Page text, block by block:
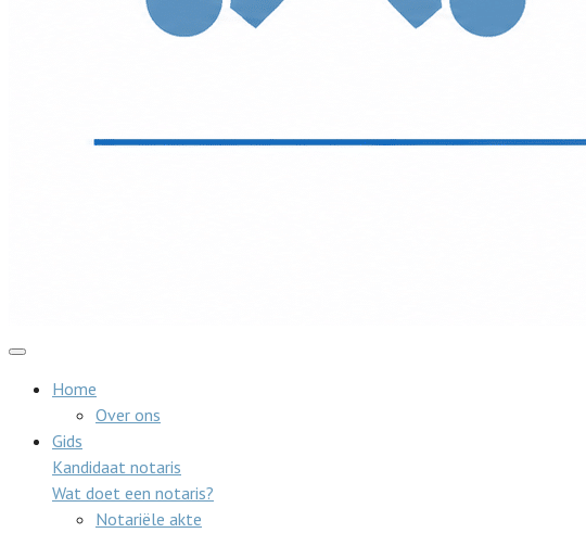
Home
Over ons
Gids
Kandidaat notaris
Wat doet een notaris?
Notariële akte